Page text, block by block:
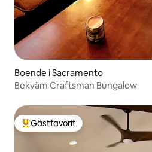
Boende i Sacramento
Bekväm Craftsman Bungalow
Populär gästfavorit
Gästfavorit